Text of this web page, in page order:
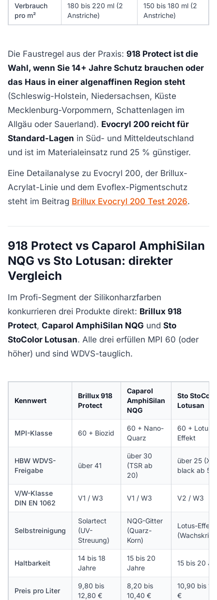
Verbrauch
pro m²
180 bis 220 ml (2
Anstriche)
150 bis 180 ml (2
Anstriche)
Die Faustregel aus der Praxis: 918 Protect ist die
Wahl, wenn Sie 14+ Jahre Schutz brauchen oder
das Haus in einer algenaffinen Region steht
(Schleswig-Holstein, Niedersachsen, Küste
Mecklenburg-Vorpommern, Schattenlagen im
Allgäu oder Sauerland). Evocryl 200 reicht für
Standard-Lagen in Süd- und Mitteldeutschland
und ist im Materialeinsatz rund 25 % günstiger.
Eine Detailanalyse zu Evocryl 200, der Brillux-
Acrylat-Linie und dem Evoflex-Pigmentschutz
steht im Beitrag Brillux Evocryl 200 Test 2026.
918 Protect vs Caparol AmphiSilan
NQG vs Sto Lotusan: direkter
Vergleich
Im Profi-Segment der Silikonharzfarben
konkurrieren drei Produkte direkt: Brillux 918
Protect, Caparol AmphiSilan NQG und Sto
StoColor Lotusan. Alle drei erfüllen MPI 60 (oder
höher) und sind WDVS-tauglich.
Kennwert
Brillux 918
Protect
Caparol
AmphiSilan
NQG
Sto
Lotusan
MPI-Klasse 60 + Biozid
60 + Nano-
Quarz
60 + Lotus-
Effekt
HBW WDVS-
Freigabe
über 41
über 30
(TSR ab
20)
über 25 (X-
black ab 5)
V/W-Klasse
DIN EN 1062
V1 / W3 V1 / W3 V2 / W3
Selbstreinigung
Solartect
(UV-
Streuung)
NQG-Gitter
(Quarz-
Korn)
Lotus-Effekt
Haltbarkeit
14 bis 18
Jahre
15 bis 20
Jahre
15 bis 20
Preis pro Liter
9,80 bis
12,80 €
8,20 bis
10,40 €
10,90 bis
€